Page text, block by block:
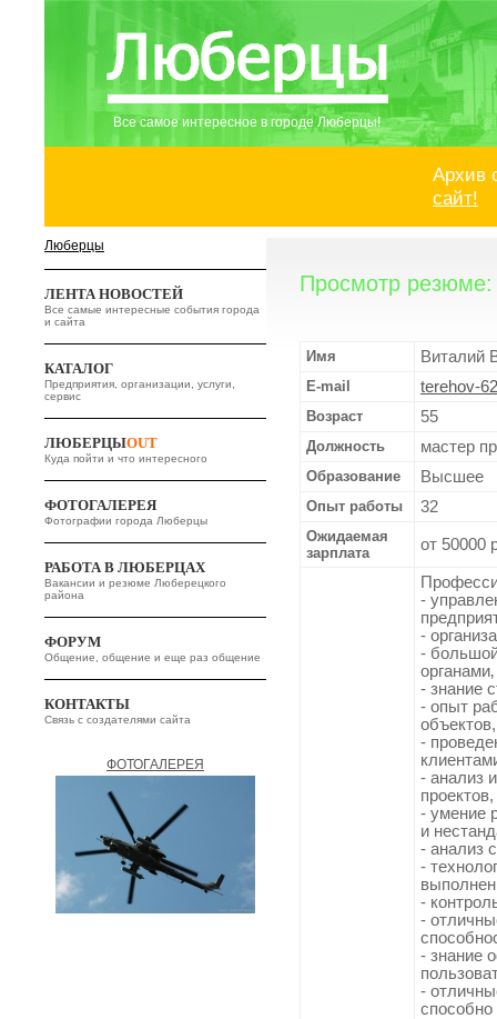
Все самое интересное в городе Люберцы!
Архив
сайт!
Люберцы
ЛЕНТА НОВОСТЕЙ
Все самые интересные события города
и сайта
КАТАЛОГ
Предприятия, организации, услуги,
сервис
ЛЮБЕРЦЫOUT
Куда пойти и что интересного
ФОТОГАЛЕРЕЯ
Фотографии города Люберцы
РАБОТА В ЛЮБЕРЦАХ
Вакансии и резюме Люберецкого
района
ФОРУМ
Общение, общение и еще раз общение
КОНТАКТЫ
Связь с создателями сайта
ФОТОГАЛЕРЕЯ
Просмотр
Имя Виталий
E-mail terehov-
Возраст 55
Должность мастер
Образование Высшее
Опыт работы 32
Ожидаемая
зарплата
от 50000
-
-
-
органами‚
- знание
- опыт
объектов,
-
- анализ
проектов,
- умение
и
- анализ
-
-
-
- знание
-
способно